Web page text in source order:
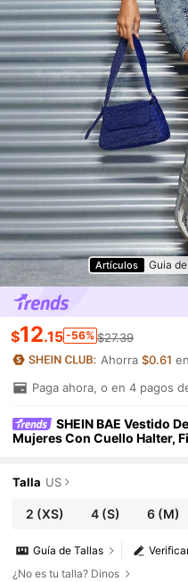
Artículos Guia
$12.15 -56% $27.39
Ahorra $0.61
Paga ahora, o en 4 pagos
SHEIN BAE Vestido
Mujeres Con Cuello Halter,
Talla US
2 (XS) 4(S) 6(M)
Guía de Tallas
¿No es tu talla? Dinos